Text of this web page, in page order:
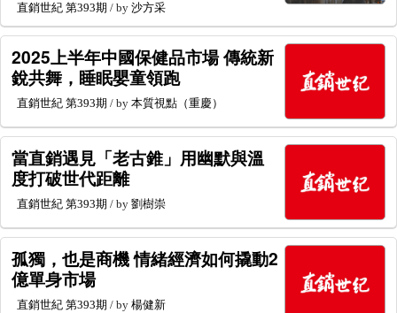
直銷世紀 第393期 / by 沙方采
2025上半年中國保健品市場 傳統新
銳共舞，睡眠嬰童領跑
直銷世紀 第393期 / by 本質視點（重慶）
當直銷遇見「老古錐」用幽默與溫
度打破世代距離
直銷世紀 第393期 / by 劉樹崇
孤獨，也是商機 情緒經濟如何撬動2
億單身市場
直銷世紀 第393期 / by 楊健新